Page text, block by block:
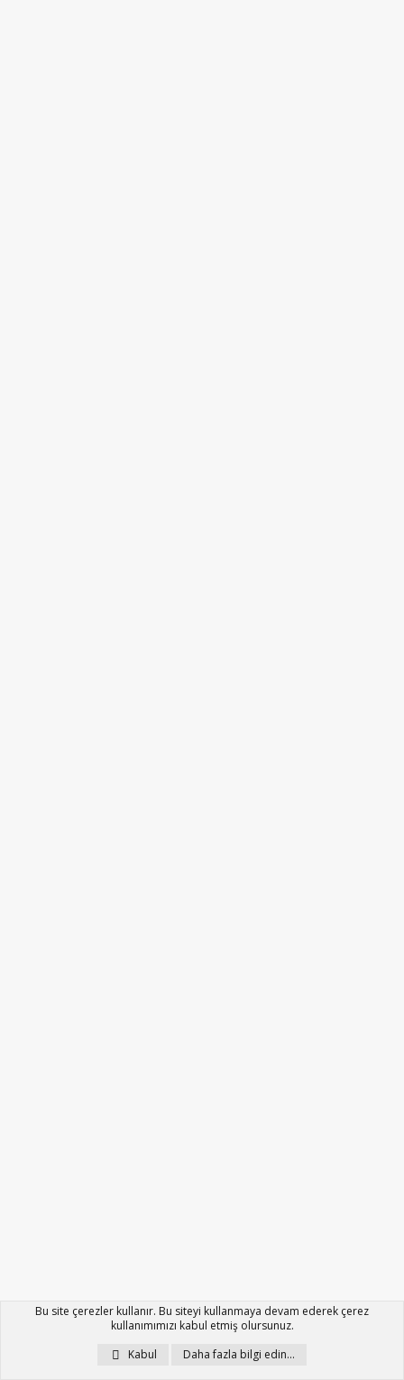
SON
Bu site çerezler kullanır. Bu siteyi kullanmaya devam ederek çerez
kullanımımızı kabul etmiş olursunuz.
Kabul
Daha fazla bilgi edin…